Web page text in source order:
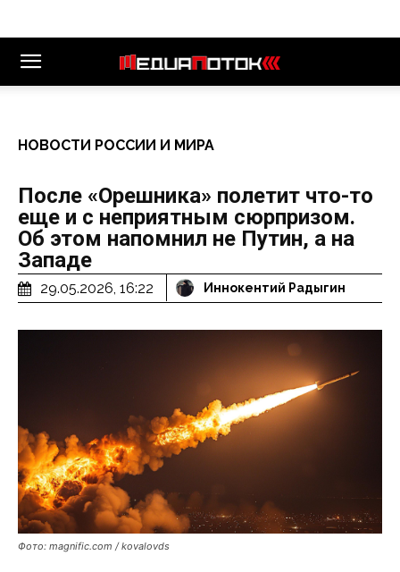
НОВОСТИ РОССИИ И МИРА
После «Орешника» полетит что-то
еще и с неприятным сюрпризом.
Об этом напомнил не Путин, а на
Западе
29.05.2026, 16:22 Иннокентий Радыгин
Фото: magnific.com / kovalovds